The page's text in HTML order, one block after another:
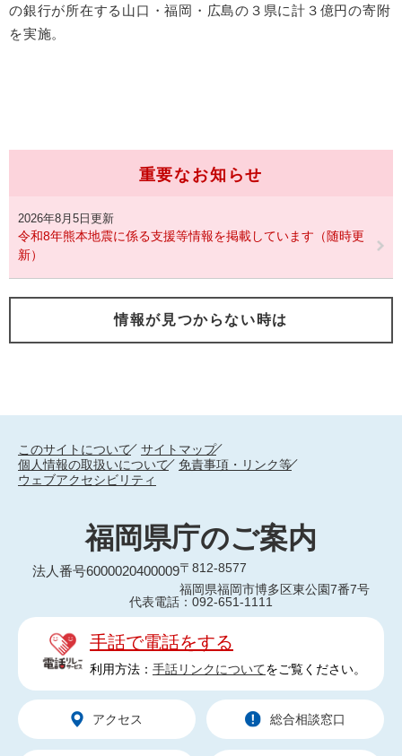
の銀行が所在する山口・福岡・広島の３県に計３億円の寄附
を実施。
重要なお知らせ
2026年8月5日更新
令和8年熊本地震に係る支援等情報を掲載しています（随時更
新）
情報が見つからない時は
このサイトについて
サイトマップ
個人情報の取扱いについて
免責事項・リンク等
ウェブアクセシビリティ
福岡県庁のご案内
法人番号6000020400009〒812-8577
福岡県福岡市博多区東公園7番7号
代表電話：092-651-1111
手話で電話をする
利用方法： 手話リンクについてをご覧ください。
アクセス 総合相談窓口